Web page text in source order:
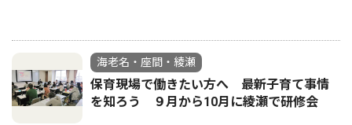
海老名・座間・綾瀬
保育現場で働きたい方へ 最新子育て事情
を知ろう ９月から10月に綾瀬で研修会